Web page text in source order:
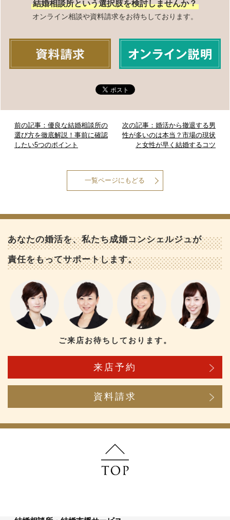
結婚相談所という選択肢を検討しませんか？
オンライン相談や資料請求をお待ちしております。
前の記事：優良な結婚相談所の
選び方を徹底解説！事前に確認
したい5つのポイント
次の記事：婚活から撤退する男
性が多いのは本当？市場の現状
と女性が早く結婚するコツ
一覧ページにもどる
あなたの婚活を、私たち成婚コンシェルジュが
責任をもってサポートします。
ご来店お待ちしております。
来店予約
資料請求